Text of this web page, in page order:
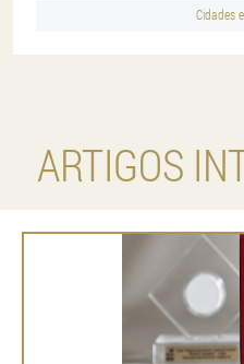
Cidades
ARTIGOS